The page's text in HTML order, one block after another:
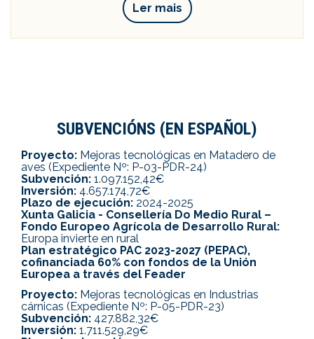
Ler mais
SUBVENCIÓNS (EN ESPAÑOL)
Proyecto: Mejoras tecnológicas en Matadero de
aves (Expediente Nº: P-03-PDR-24)
Subvención: 1.097.152,42€
Inversión: 4.657.174,72€
Plazo de ejecución: 2024-2025
Xunta Galicia - Consellería Do Medio Rural –
Fondo Europeo Agrícola de Desarrollo Rural:
Europa invierte en rural
Plan estratégico PAC 2023-2027 (PEPAC),
cofinanciada 60% con fondos de la Unión
Europea a través del Feader
Proyecto: Mejoras tecnológicas en Industrias
cárnicas (Expediente Nº: P-05-PDR-23)
Subvención: 427.882,32€
Inversión: 1.711.529,29€